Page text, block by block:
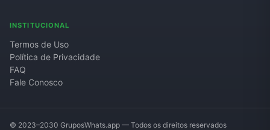
INSTITUCIONAL
Termos de Uso
Política de Privacidade
FAQ
Fale Conosco
© 2023–2030 GruposWhats.app — Todos os direitos reservados